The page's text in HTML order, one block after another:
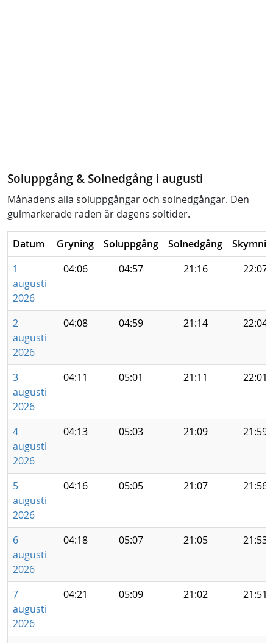
Soluppgång & Solnedgång i augusti
Månadens alla soluppgångar och solnedgångar. Den
gulmarkerade raden är dagens soltider.
Datum Gryning Soluppgång Solnedgång
1
augusti
2026
04:06 04:57 21:16 22:07
2
augusti
2026
04:08 04:59 21:14 22:04
3
augusti
2026
04:11 05:01 21:11 22:01
4
augusti
2026
04:13 05:03 21:09 21:59
5
augusti
2026
04:16 05:05 21:07 21:56
6
augusti
2026
04:18 05:07 21:05 21:53
7
augusti
2026
04:21 05:09 21:02 21:51